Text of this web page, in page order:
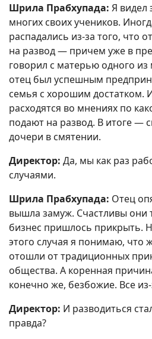
Шрила Прабхупада: Я видел
многих своих учеников.
распадались из-за того, что
на развод — причем уже в
говорил с матерью одного из
отец был успешным
семья с хорошим достатком.
расходятся во мнениях по
подают на развод. В итоге —
дочери в смятении.
Директор: Да, мы как раз
случаями.
Шрила Прабхупада: Отец
вышла замуж. Счастливы они
бизнес пришлось прикрыть.
этого случая я понимаю, что
отошли от традиционных
общества. А коренная
конечно же, безбожие. Все из-
Директор: И разводиться
правда?